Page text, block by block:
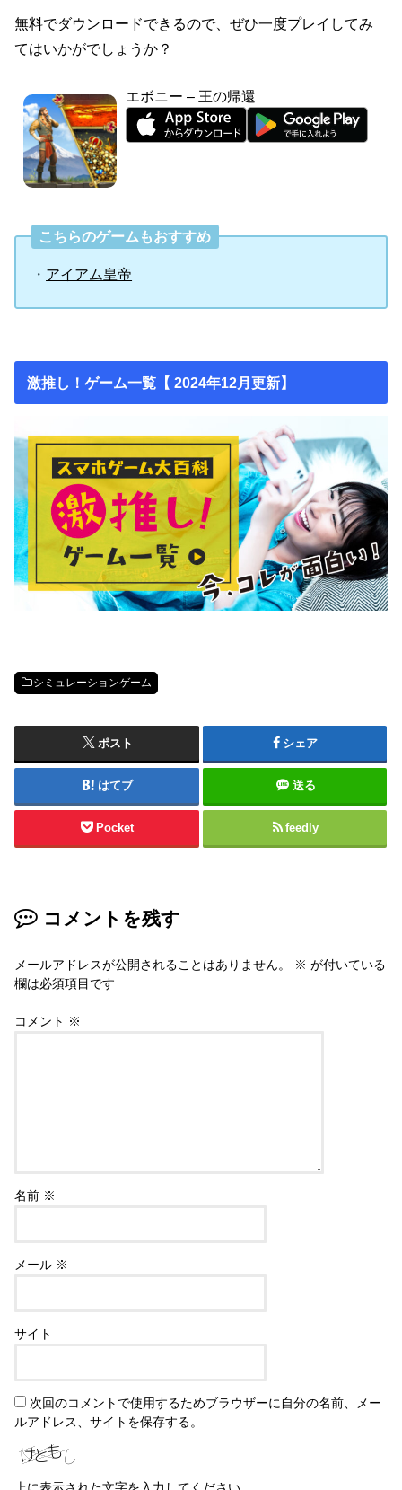
無料でダウンロードできるので、ぜひ一度プレイしてみ
てはいかがでしょうか？
エボニー – 王の帰還
こちらのゲームもおすすめ
・ アイアム皇帝
激推し！ゲーム一覧【 2024年12月更新】
シミュレーションゲーム
ポスト シェア
はてブ 送る
Pocket feedly
コメントを残す
メールアドレスが公開されることはありません。 ※ が付いている
欄は必須項目です
コメント ※
名前 ※
メール ※
サイト
次回のコメントで使用するためブラウザーに自分の名前、メー
ルアドレス、サイトを保存する。